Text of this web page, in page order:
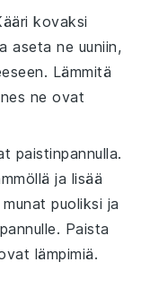
kovaksi
aseta ne uuniin,
Lämmitä
ne ovat
paistinpannulla.
ja lisää
puoliksi ja
Paista
lämpimiä.